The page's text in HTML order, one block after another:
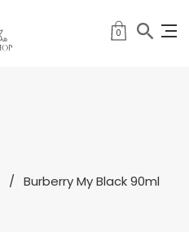
0
Burberry My Black 90ml